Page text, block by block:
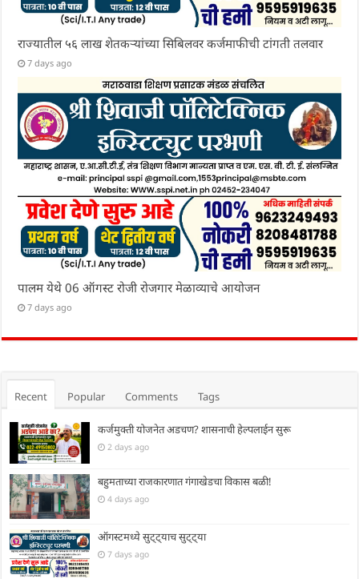
राज्यातील ५६ लाख शेतकऱ्यांच्या सिबिलवर कर्जमाफीची टांगती तलवार
7 days ago
पालम येथे 06 ऑगस्ट रोजी रोजगार मेळाव्याचे आयोजन
7 days ago
Recent Popular Comments Tags
कर्जमुक्ती योजनेत अडचण? शासनाची हेल्पलाईन सुरू
2 days ago
बहुमताच्या राजकारणात गंगाखेडचा विकास बळी!
4 days ago
ऑगस्टमध्ये सुट्ट्याच सुट्ट्या
7 days ago